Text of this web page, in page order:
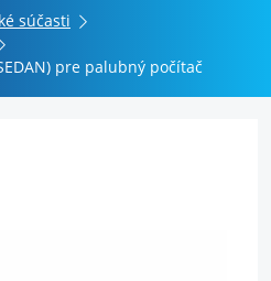
súčasti
pre palubný počítač